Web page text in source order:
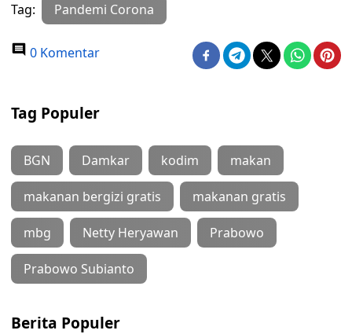
Tag: Pandemi Corona
0 Komentar
Tag Populer
BGN Damkar kodim makan
makanan bergizi gratis makanan gratis
mbg Netty Heryawan Prabowo
Prabowo Subianto
Berita Populer